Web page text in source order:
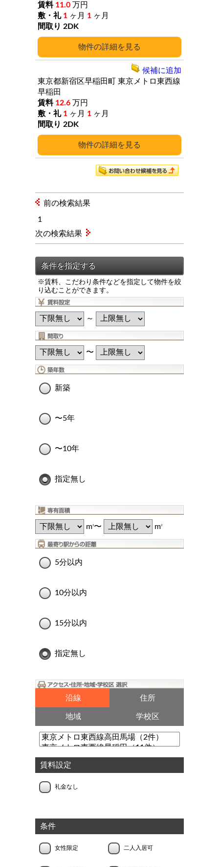
※賃料、こだわり条件などを指定して物件を絞
り込むことができます。
～
〜
新築
〜5年
〜10年
指定無し
m2〜 m2
5分以内
10分以内
15分以内
指定無し
沿線 住所
地域 学校区
賃料設定
礼金なし
条件
女性限定 二人入居可
詳細
11.0 万円
1 ヶ月 1 ヶ月
2DK
詳細
東京都新宿区早稲田町 東京メトロ東西線
早稲田
12.6 万円
1 ヶ月 1 ヶ月
2DK
候補に追加
前の検索結果
1